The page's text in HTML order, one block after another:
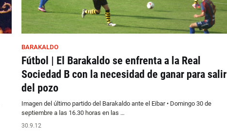
BARAKALDO
Fútbol | El Barakaldo se enfrenta a la Real
Sociedad B con la necesidad de ganar para salir
del pozo
Imagen del último partido del Barakaldo ante el Eibar • Domingo 30 de
septiembre a las 16.30 horas en las …
30.9.12